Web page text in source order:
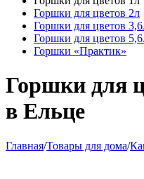
Горшки для цветов 2л
Горшки для цветов
Горшки для цветов
Горшки «Практик»
Горшки для
в Ельце
Главная/Товары для дома/